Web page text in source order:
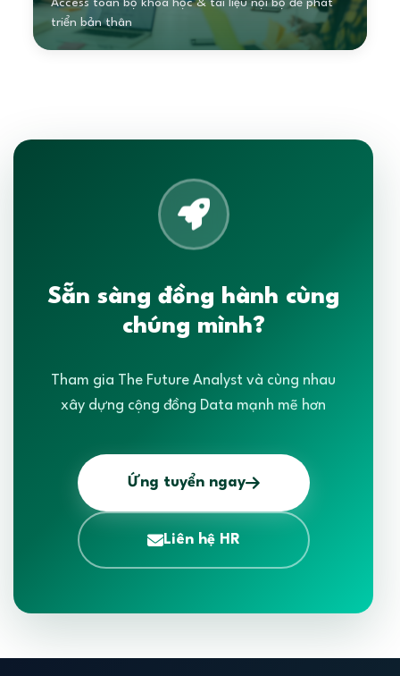
Access toàn bộ khóa học & tài liệu nội bộ để phát
triển bản thân
Sẵn sàng đồng hành cùng
chúng mình?
Tham gia The Future Analyst và cùng nhau
xây dựng cộng đồng Data mạnh mẽ hơn
Ứng tuyển ngay
Liên hệ HR